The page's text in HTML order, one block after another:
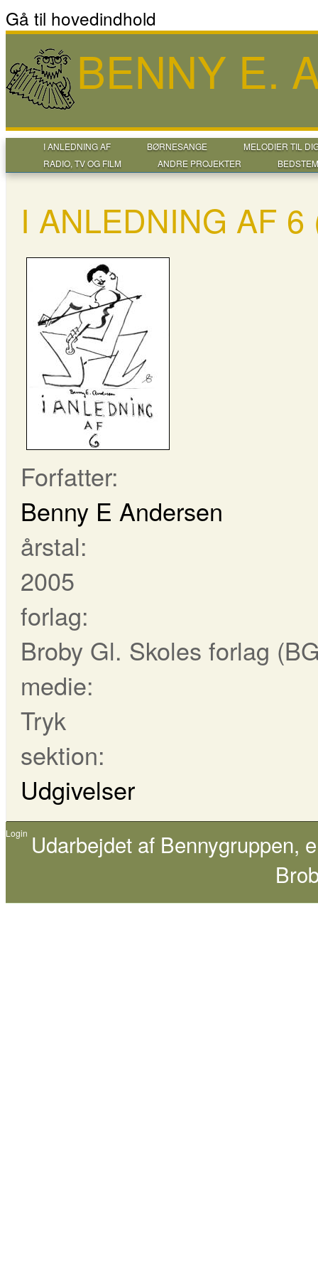
Gå til hovedindhold
BENNY E.
I ANLEDNING AF BØRNESANGE
MELODIER TIL
RADIO, TV OG FILM
ANDRE PROJEKTER
I ANLEDNING AF 6
Forfatter:
Benny E Andersen
årstal:
2005
forlag:
Broby Gl. Skoles forlag
medie:
Tryk
sektion:
Udgivelser
Login Udarbejdet af Bennygruppen,